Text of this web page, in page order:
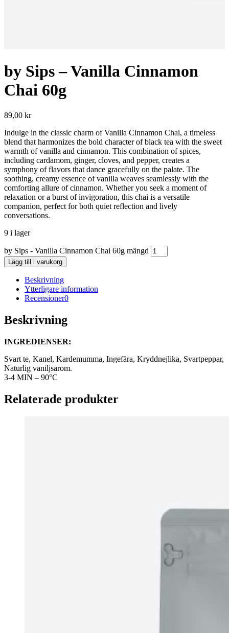
by Sips – Vanilla Cinnamon
Chai 60g
89,00 kr
Indulge in the classic charm of Vanilla Cinnamon Chai, a timeless
blend that harmonizes the bold character of black tea with the sweet
warmth of vanilla and cinnamon. This combination of spices,
including cardamom, ginger, cloves, and pepper, creates a
symphony of flavors that dance gracefully on the palate. The
soothing, creamy essence of vanilla weaves seamlessly with the
comforting allure of cinnamon. Whether you seek a moment of
relaxation or a burst of invigoration, this chai is a versatile
companion, perfect for both quiet reflection and lively
conversations.
9 i lager
by Sips - Vanilla Cinnamon Chai 60g mängd
Lägg till i varukorg
Beskrivning
Ytterligare information
Recensioner0
Beskrivning
INGREDIENSER:
Svart te, Kanel, Kardemumma, Ingefära, Kryddnejlika, Svartpeppar,
Naturlig vaniljsarom.
3-4 MIN – 90°C
Relaterade produkter